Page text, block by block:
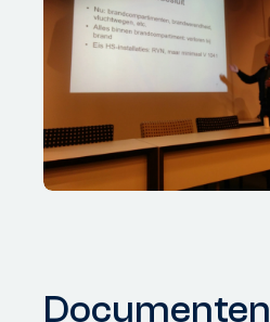
Documenten